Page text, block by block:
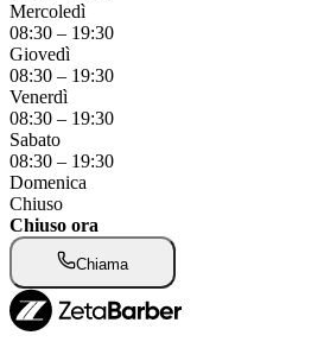
Mercoledì
08:30 – 19:30
Giovedì
08:30 – 19:30
Venerdì
08:30 – 19:30
Sabato
08:30 – 19:30
Domenica
Chiuso
Chiuso ora
Chiama